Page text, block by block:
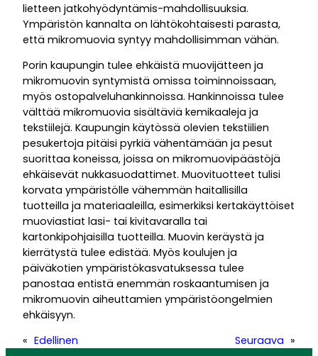
lietteen jatkohyödyntämis-mahdollisuuksia.
Ympäristön kannalta on lähtökohtaisesti parasta,
että mikromuovia syntyy mahdollisimman vähän.
Porin kaupungin tulee ehkäistä muovijätteen ja
mikromuovin syntymistä omissa toiminnoissaan,
myös ostopalveluhankinnoissa. Hankinnoissa tulee
välttää mikromuovia sisältäviä kemikaaleja ja
tekstiilejä. Kaupungin käytössä olevien tekstiilien
pesukertoja pitäisi pyrkiä vähentämään ja pesut
suorittaa koneissa, joissa on mikromuovipäästöjä
ehkäisevät nukkasuodattimet. Muovituotteet tulisi
korvata ympäristölle vähemmän haitallisilla
tuotteilla ja materiaaleilla, esimerkiksi kertakäyttöiset
muoviastiat lasi- tai kivitavaralla tai
kartonkipohjaisilla tuotteilla. Muovin keräystä ja
kierrätystä tulee edistää. Myös koulujen ja
päiväkotien ympäristökasvatuksessa tulee
panostaa entistä enemmän roskaantumisen ja
mikromuovin aiheuttamien ympäristöongelmien
ehkäisyyn.
« Edellinen Seuraava »